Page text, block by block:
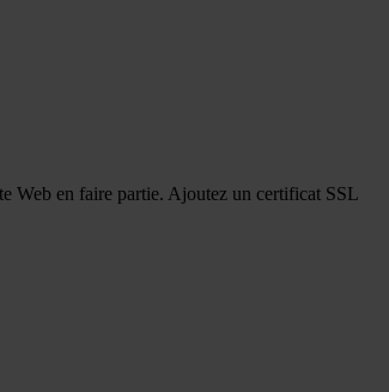
Web en faire partie. Ajoutez un certificat SSL